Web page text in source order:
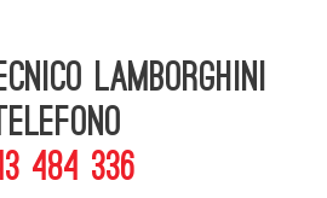
Lamborghini
telefono
484 336